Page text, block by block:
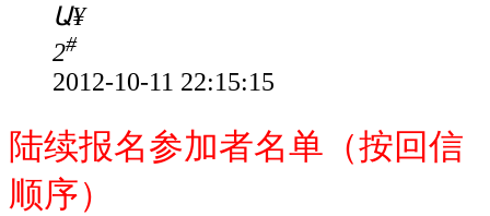
Ա¥
2#
2012-10-11 22:15:15
陆续报名参加者名单（按回信
顺序）